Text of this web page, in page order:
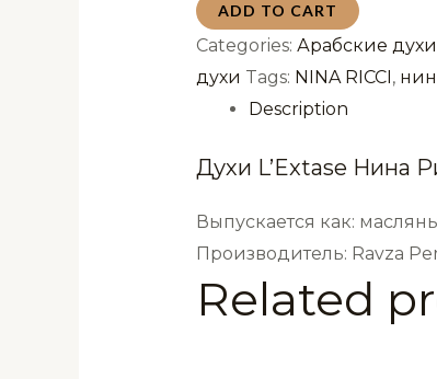
Нина
Ричи
Экстаз
Ravza
4
мл
quantity
ADD TO CART
Categories: Арабские
духи Tags: NINA RICCI,
Description
Духи L’Extase Нина
Выпускается как:
Производитель: Ravza
Related